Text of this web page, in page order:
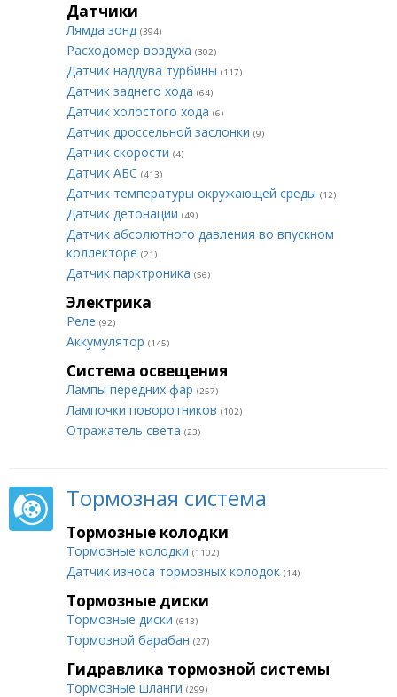
Датчики
Лямда зонд (394)
Расходомер воздуха (302)
Датчик наддува турбины (117)
Датчик заднего хода (64)
Датчик холостого хода (6)
Датчик дроссельной заслонки (9)
Датчик скорости (4)
Датчик АБС (413)
Датчик температуры окружающей среды (12)
Датчик детонации (49)
Датчик абсолютного давления во впускном
коллекторе (21)
Датчик парктроника (56)
Электрика
Реле (92)
Аккумулятор (145)
Система освещения
Лампы передних фар (257)
Лампочки поворотников (102)
Отражатель света (23)
Тормозная система
Тормозные колодки
Тормозные колодки (1102)
Датчик износа тормозных колодок (14)
Тормозные диски
Тормозные диски (613)
Тормозной барабан (27)
Гидравлика тормозной системы
Тормозные шланги (299)